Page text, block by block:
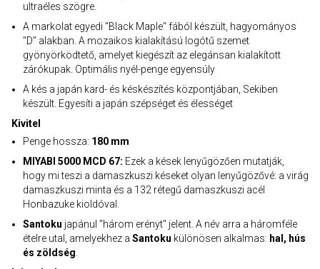
ultraéles szögre.
A markolat egyedi "Black Maple" fából készült, hagyományos
"D" alakban. A mozaikos kialakítású logótű szemet
gyönyörködtető, amelyet kiegészít az elegánsan kialakított
zárókupak. Optimális nyél-penge egyensúly
A kés a japán kard- és késkészítés központjában, Sekiben
készült. Egyesíti a japán szépséget és élességet
Kivitel
Penge hossza: 180 mm
MIYABI 5000 MCD 67: Ezek a kések lenyűgözően mutatják,
hogy mi teszi a damaszkuszi késeket olyan lenyűgözővé: a virág
damaszkuszi minta és a 132 rétegű damaszkuszi acél
Honbazuke kioldóval.
Santoku japánul "három erényt" jelent. A név arra a háromféle
ételre utal, amelyekhez a Santoku különösen alkalmas: hal, hús
és zöldség